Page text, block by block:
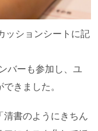
ッションシートに記
バーも参加し、ユ
きました。
書のようにきちん